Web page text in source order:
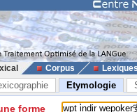
Corpus
Etymologie
forme